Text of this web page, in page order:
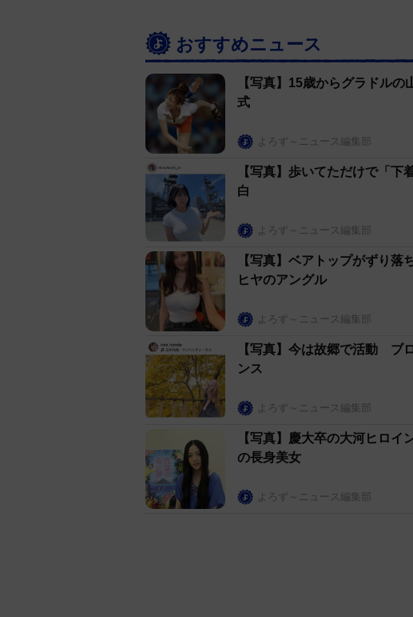
おすすめニュース
【写真】15歳からグラドル
式
よろず～ニュース編集部
【写真】歩いてただけで「
白
よろず～ニュース編集部
【写真】ベアトップがずり
ヒヤのアングル
よろず～ニュース編集部
【写真】今は故郷で活動 ブ
ンス
よろず～ニュース編集部
【写真】慶大卒の大河ヒロ
の長身美女
よろず～ニュース編集部